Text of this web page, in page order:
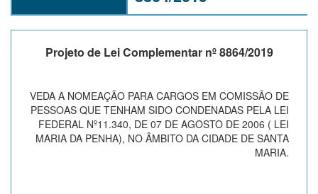
Projeto de Lei Complementar nº 8864/2019
VEDA A NOMEAÇÃO PARA CARGOS EM COMISSÃO DE
PESSOAS QUE TENHAM SIDO CONDENADAS PELA LEI
FEDERAL Nº11.340, DE 07 DE AGOSTO DE 2006 ( LEI
MARIA DA PENHA), NO ÂMBITO DA CIDADE DE SANTA
MARIA.